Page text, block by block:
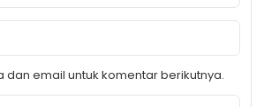
dan email untuk komentar berikutnya.